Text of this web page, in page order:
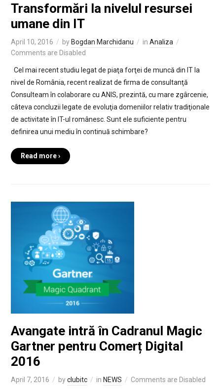
Transformări la nivelul resursei
umane din IT
April 10, 2016 by Bogdan Marchidanu in Analiza
Comments are Disabled
Cel mai recent studiu legat de piaţa forţei de muncă din IT la
nivel de România, recent realizat de firma de consultanţă
Consulteam în colaborare cu ANIS, prezintă, cu mare zgârcenie,
câteva concluzii legate de evoluţia domeniilor relativ tradiţionale
de activitate în IT-ul românesc. Sunt ele suficiente pentru
definirea unui mediu în continuă schimbare?
Read more ›
Avangate intră în Cadranul Magic
Gartner pentru Comerț Digital
2016
April 7, 2016 byclubitc in NEWS Comments are Disabled